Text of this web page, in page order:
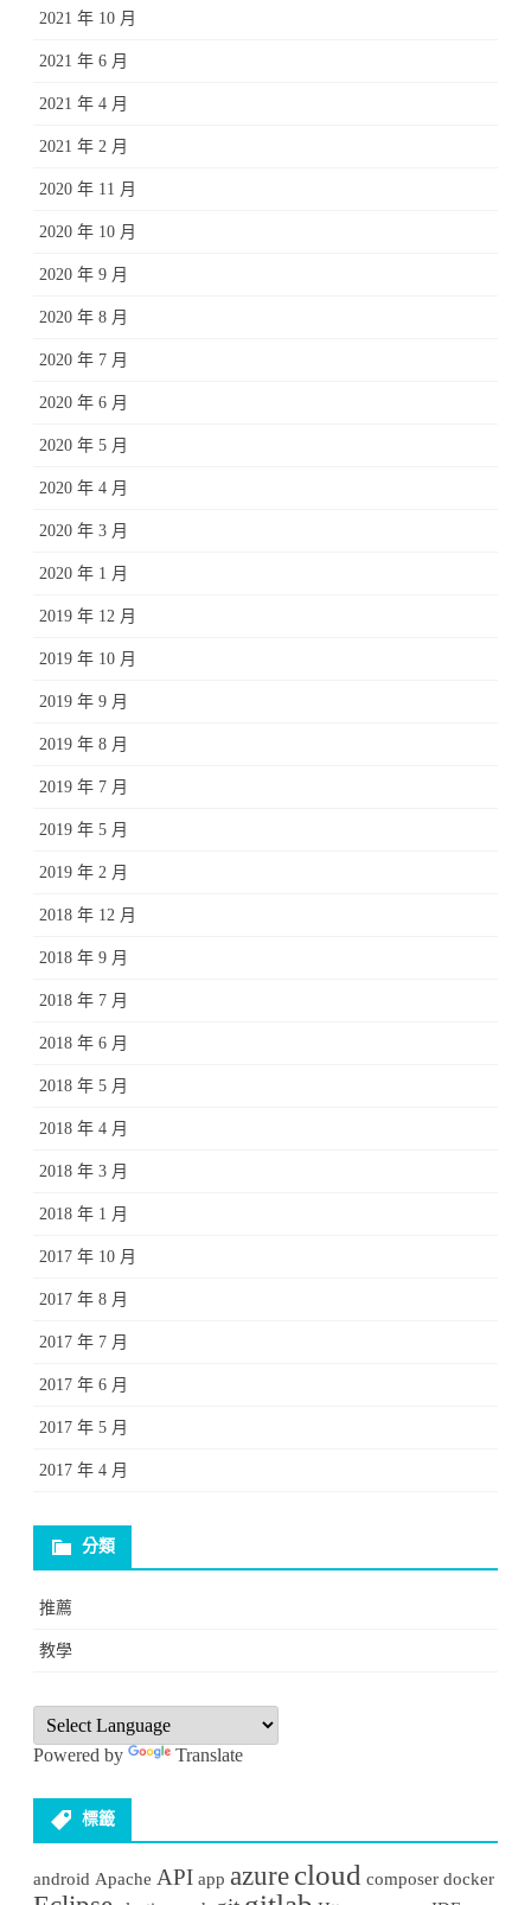
2021 年 10 月
2021 年 6 月
2021 年 4 月
2021 年 2 月
2020 年 11 月
2020 年 10 月
2020 年 9 月
2020 年 8 月
2020 年 7 月
2020 年 6 月
2020 年 5 月
2020 年 4 月
2020 年 3 月
2020 年 1 月
2019 年 12 月
2019 年 10 月
2019 年 9 月
2019 年 8 月
2019 年 7 月
2019 年 5 月
2019 年 2 月
2018 年 12 月
2018 年 9 月
2018 年 7 月
2018 年 6 月
2018 年 5 月
2018 年 4 月
2018 年 3 月
2018 年 1 月
2017 年 10 月
2017 年 8 月
2017 年 7 月
2017 年 6 月
2017 年 5 月
2017 年 4 月
分類
推薦
教學
Powered by Translate
標籤
android Apache API app azurecloud composer docker